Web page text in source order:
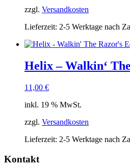
zzgl. Versandkosten
Lieferzeit: 2-5 Werktage nach
Helix – Walkin‘
11,00 €
inkl. 19 % MwSt.
zzgl. Versandkosten
Lieferzeit: 2-5 Werktage nach
Kontakt